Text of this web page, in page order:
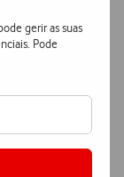
gerir as suas
Pode
das Nações
Vodafone.
convida os
os seus
o próximo ano.
que utiliza a